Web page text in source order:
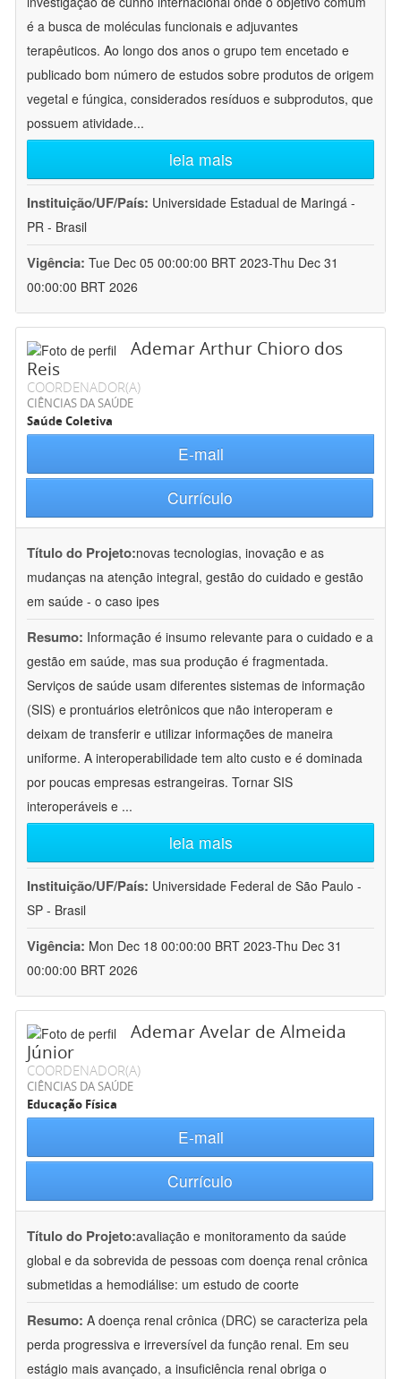
é a busca de moléculas funcionais e adjuvantes
terapêuticos. Ao longo dos anos o grupo tem encetado e
publicado bom número de estudos sobre produtos de origem
vegetal e fúngica, considerados resíduos e subprodutos, que
possuem atividade...
leia mais
Instituição/UF/País: Universidade Estadual de Maringá -
PR - Brasil
Vigência: Tue Dec 05 00:00:00 BRT 2023-Thu Dec 31
00:00:00 BRT 2026
Ademar Arthur Chioro dos
Reis
COORDENADOR(A)
CIÊNCIAS DA SAÚDE
Saúde Coletiva
E-mail
Currículo
Título do Projeto:novas tecnologias, inovação e as
mudanças na atenção integral, gestão do cuidado e gestão
em saúde - o caso ipes
Resumo: Informação é insumo relevante para o cuidado e a
gestão em saúde, mas sua produção é fragmentada.
Serviços de saúde usam diferentes sistemas de informação
(SIS) e prontuários eletrônicos que não interoperam e
deixam de transferir e utilizar informações de maneira
uniforme. A interoperabilidade tem alto custo e é dominada
por poucas empresas estrangeiras. Tornar SIS
interoperáveis e ...
leia mais
Instituição/UF/País: Universidade Federal de São Paulo -
SP - Brasil
Vigência: Mon Dec 18 00:00:00 BRT 2023-Thu Dec 31
00:00:00 BRT 2026
Ademar Avelar de Almeida
Júnior
COORDENADOR(A)
CIÊNCIAS DA SAÚDE
Educação Física
E-mail
Currículo
Título do Projeto:avaliação e monitoramento da saúde
global e da sobrevida de pessoas com doença renal crônica
submetidas a hemodiálise: um estudo de coorte
Resumo: A doença renal crônica (DRC) se caracteriza pela
perda progressiva e irreversível da função renal. Em seu
estágio mais avançado, a insuficiência renal obriga o